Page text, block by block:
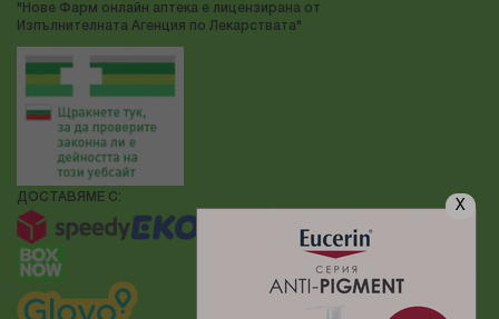
X
"Нове Фарм онлайн аптека е лицензирана от
Изпълнителната Агенция по Лекарствата"
ДОСТАВЯМЕ С: